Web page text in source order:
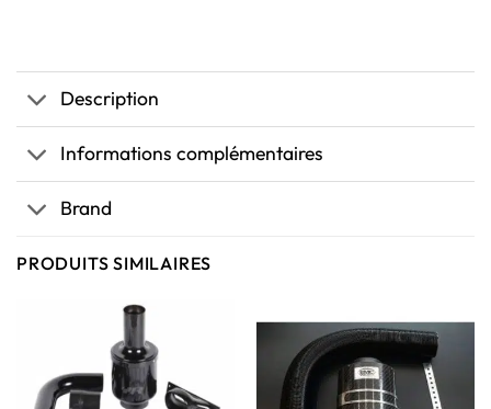
Description
Informations complémentaires
Brand
PRODUITS SIMILAIRES